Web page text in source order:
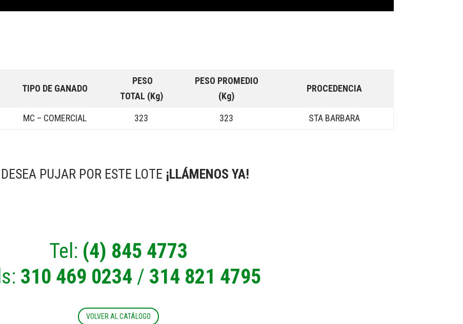
TIPO DE GANADO
PESO
TOTAL (Kg)
PESO PROMEDIO
(Kg)
PROCEDENCIA
MC – COMERCIAL 323 323 STA BARBARA
PUJAR POR ESTE LOTE ¡LLÁMENOS YA!
Tel: (4) 845 4773
310 469 0234 / 314 821 4795
VOLVER AL CATÁLOGO